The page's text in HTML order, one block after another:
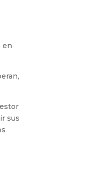
en
sus